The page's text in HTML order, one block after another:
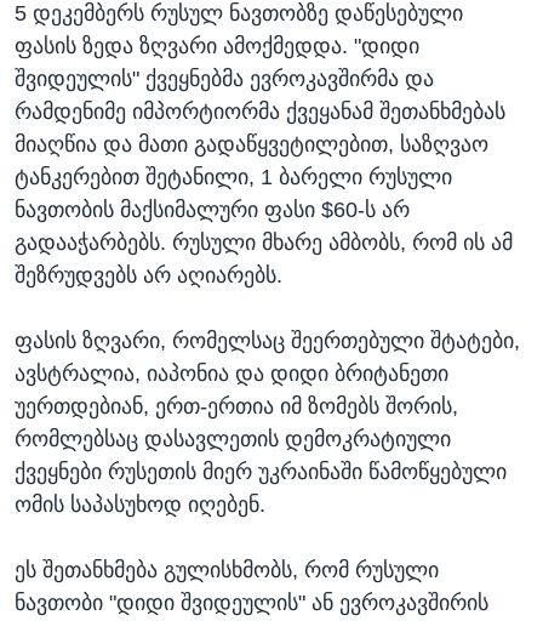
ᲙᲣᲚᲢᲣᲠᲐ
ᲒᲐᲚᲘᲚᲔᲝ
ᲓᲔᲖᲘᲜᲤᲝᲠᲛᲐᲪᲘᲐ
ენები
5 დეკემბერს რუსულ ნავთობზე დაწესებული
ფასის ზედა ზღვარი ამოქმედდა. "დიდი
შვიდეულის" ქვეყნებმა ევროკავშირმა და
რამდენიმე იმპორტიორმა ქვეყანამ შეთანხმებას
მიაღწია და მათი გადაწყვეტილებით, საზღვაო
ტანკერებით შეტანილი, 1 ბარელი რუსული
ნავთობის მაქსიმალური ფასი $60-ს არ
გადააჭარბებს. რუსული მხარე ამბობს, რომ ის ამ
შეზრუდვებს არ აღიარებს.
ფასის ზღვარი, რომელსაც შეერთებული შტატები,
ავსტრალია, იაპონია და დიდი ბრიტანეთი
უერთდებიან, ერთ-ერთია იმ ზომებს შორის,
რომლებსაც დასავლეთის დემოკრატიული
ქვეყნები რუსეთის მიერ უკრაინაში წამოწყებული
ომის საპასუხოდ იღებენ.
ეს შეთანხმება გულისხმობს, რომ რუსული
ნავთობი "დიდი შვიდეულის" ან ევროკავშირის